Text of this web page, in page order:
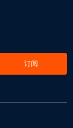
订阅